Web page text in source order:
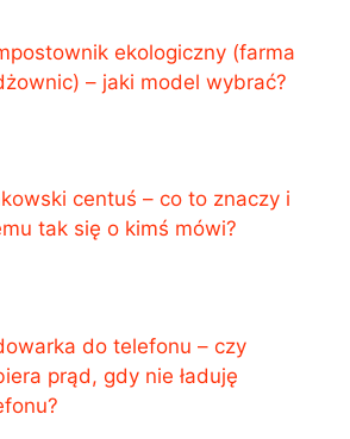
ekologiczny (farma
– jaki model wybrać?
centuś – co to znaczy i
tak się o kimś mówi?
do telefonu – czy
prąd, gdy nie ładuję